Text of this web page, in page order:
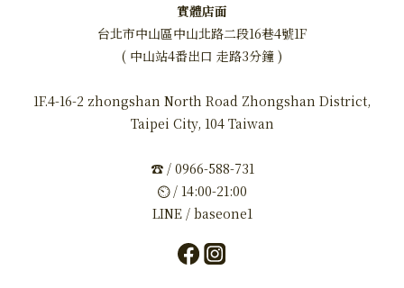
實體店面
台北市中山區中山北路二段16巷4號1F
( 中山站4番出口 走路3分鐘 )
1F.4-16-2 zhongshan North Road Zhongshan District,
Taipei City, 104 Taiwan
☎ / 0966-588-731
⏲ / 14:00-21:00
LINE / baseone1